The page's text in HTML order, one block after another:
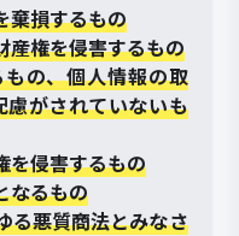
棄損するもの
産権を侵害するもの
の、個人情報の取
がされていないも
を侵害するもの
なるもの
る悪質商法とみなさ